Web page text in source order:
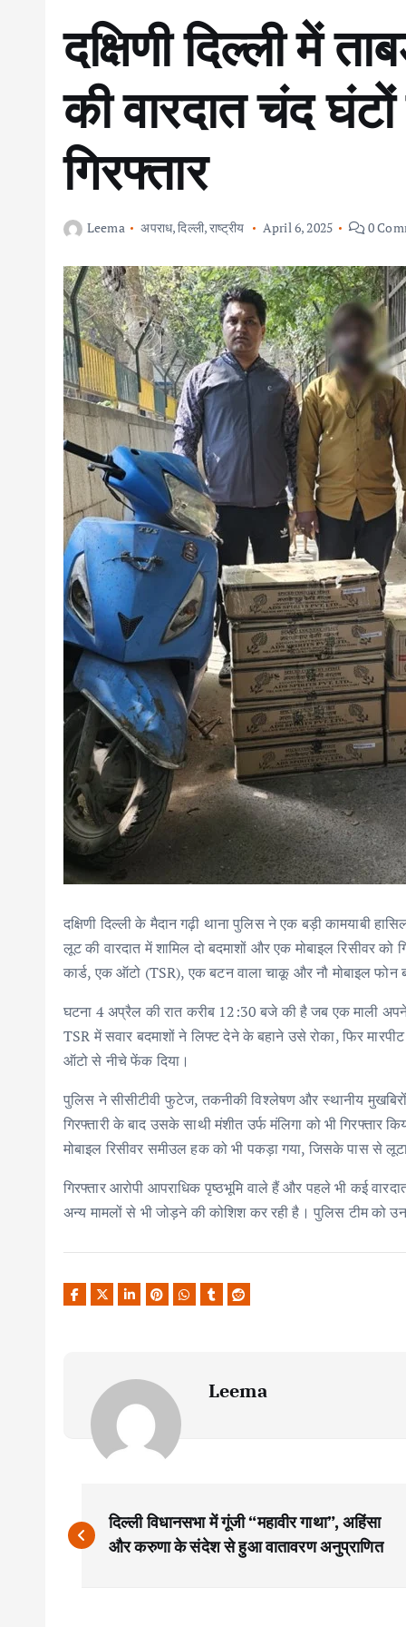
दक्षिणी दिल्ली में
की वारदात चंद
गिरफ्तार
Leema अपराध,दिल्ली,राष्ट्रीय April 6, 2025 0
दक्षिणी दिल्ली के मैदान गढ़ी थाना पुलिस ने एक बड़ी कामयाबी
लूट की वारदात में शामिल दो बदमाशों और एक मोबाइल रिसीवर
कार्ड, एक ऑटो (TSR), एक बटन वाला चाकू और नौ मोबाइल फोन
घटना 4 अप्रैल की रात करीब 12:30 बजे की है जब एक माली
TSR में सवार बदमाशों ने लिफ्ट देने के बहाने उसे रोका, फिर
ऑटो से नीचे फेंक दिया।
पुलिस ने सीसीटीवी फुटेज, तकनीकी विश्लेषण और स्थानीय
गिरफ्तारी के बाद उसके साथी मंशीत उर्फ मंलिगा को भी
मोबाइल रिसीवर समीउल हक को भी पकड़ा गया, जिसके पास से
गिरफ्तार आरोपी आपराधिक पृष्ठभूमि वाले हैं और पहले भी कई
अन्य मामलों से भी जोड़ने की कोशिश कर रही है। पुलिस टीम को
Leema
P
o
दिल्ली विधानसभा में गूंजी “महावीर गाथा”, अहिंसा
और करुणा के संदेश से हुआ वातावरण अनुप्राणित